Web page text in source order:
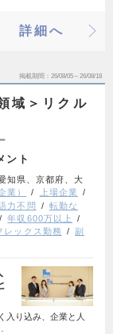
詳細へ
掲載期間 26/08/05～26/08/18
域＞リクル
ント
知県、京都府、大
業）
上場企業
力不問
転勤な
年収600万以上
レックス勤務
副
入り込み、企業と人